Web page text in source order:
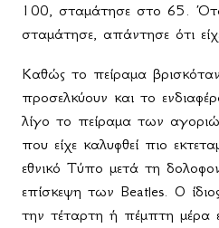
100, σταμάτησε στο 65.
σταμάτησε, απάντησε ότι
Καθώς το πείραμα
προσελκύουν και το
λίγο το πείραμα των
που είχε καλυφθεί πιο
εθνικό Τύπο μετά τη
επίσκεψη των Beatles. Ο
την τέταρτη ή πέμπτη μέρα